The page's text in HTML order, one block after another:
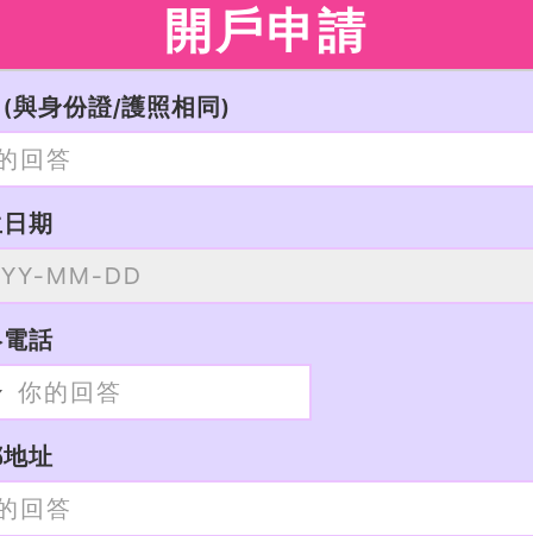
開戶申請
與身份證/護照相同)
期
話
址